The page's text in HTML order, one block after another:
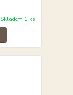
Skladem 1 ks